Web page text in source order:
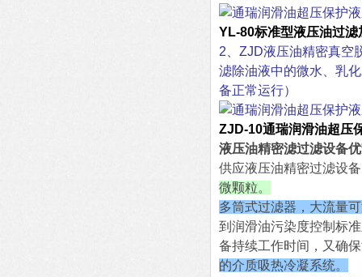
YL-80标准型液压油过滤
2、ZJD液压油精密真空
滤除油液中的微水、乳
备正常运行）
ZJD-10通瑞润滑油超压
液压油精密滤过滤设备
供应液压油精密过滤设
微颗粒。
多筒式过滤器，大流量
到润滑油污染度控制标
备持续工作时间，又确
的介质吸热冷凝系统。